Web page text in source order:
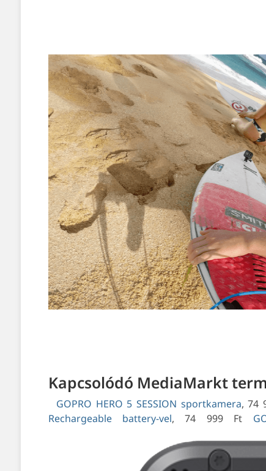
Kapcsolódó MediaMarkt
GOPRO HERO 5 SESSION sportkamera, 74
Rechargeable battery-vel,74 999 Ft